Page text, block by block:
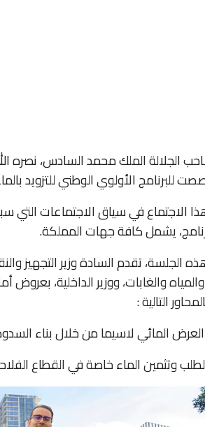
للبرنامج الأولوي الوطني للتزويد بالماء
الاجتماع في سياق الاجتماعات التي
يشمل كافة جهات المملكة.
الجلسة، تقدم السادة وزير التجهيز
والغابات، ووزير الداخلية،
التالية :
المائي لاسيما من خلال بناء
وتثمين الماء خاصة في القطاع